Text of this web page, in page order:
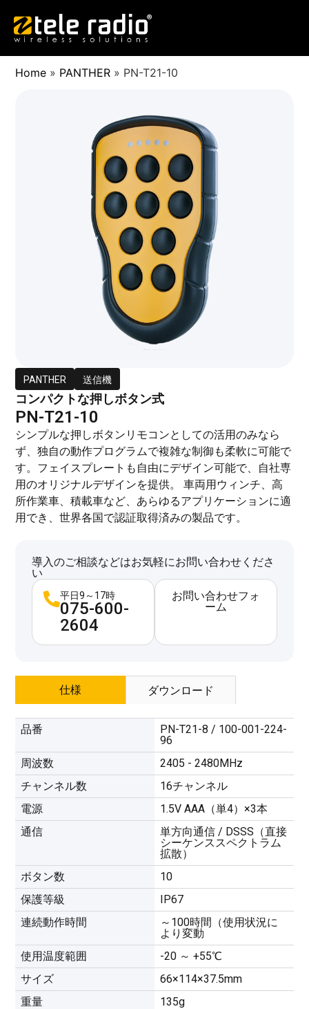
Home » PANTHER » PN-T21-10
PANTHER 送信機
コンパクトな押しボタン式
PN-T21-10
シンプルな押しボタンリモコンとしての活用のみなら
ず、独自の動作プログラムで複雑な制御も柔軟に可能で
す。フェイスプレートも自由にデザイン可能で、自社専
用のオリジナルデザインを提供。 車両用ウィンチ、高
所作業車、積載車など、あらゆるアプリケーションに適
用でき、世界各国で認証取得済みの製品です。
導入のご相談などはお気軽にお問い合わせくださ
い
平日9～17時
075-600-
2604
お問い合わせフォ
ーム
仕様 ダウンロード
品番
PN-T21-8 / 100-001-224-
96
周波数
2405 - 2480MHz
チャンネル数
16チャンネル
電源
1.5V AAA（単4）×3本
通信
単方向通信 / DSSS（直接
シーケンススペクトラム
拡散）
ボタン数
10
保護等級
IP67
連続動作時間
～100時間（使用状況に
より変動
使用温度範囲
-20 ～ +55℃
サイズ
66×114×37.5mm
重量
135g